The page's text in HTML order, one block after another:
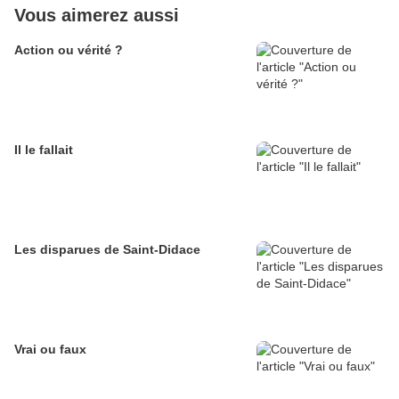
Vous aimerez aussi
Action ou vérité ?
Il le fallait
Les disparues de Saint-Didace
Vrai ou faux